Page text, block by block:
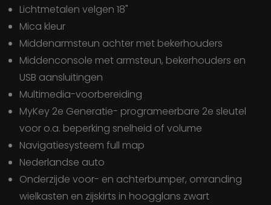
Lichtmetalen velgen 18"
Mica kleur
Middenarmsteun achter met bekerhouders
Middenconsole met armsteun, bekerhouders en
USB aansluitingen
Multimedia-voorbereiding
MyKey 2e Generatie- programeerbare 2e sleutel
voor o.a. beperking snelheid of volume
Navigatiesysteem full map
Nederlandse auto
Onderzijde voor- en achterbumper, omranding
wielkasten en zijskirts in hoogglans zwart